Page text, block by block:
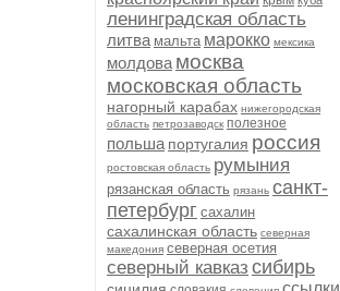
ленинградская область
литва мальта марокко мексика
молдова москва
московская область
нагорный карабах нижегородская
область петрозаводск полезное
польша португалия россия
ростовская область румыния
рязанская область рязань санкт-
петербург сахалин
сахалинская область северная
македония северная осетия
северный кавказ сибирь